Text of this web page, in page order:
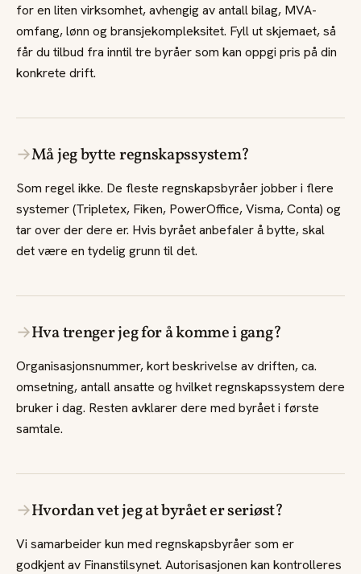
for en liten virksomhet, avhengig av antall bilag, MVA-
omfang, lønn og bransjekompleksitet. Fyll ut skjemaet, så
får du tilbud fra inntil tre byråer som kan oppgi pris på din
konkrete drift.
→Må jeg bytte regnskapssystem?
Som regel ikke. De fleste regnskapsbyråer jobber i flere
systemer (Tripletex, Fiken, PowerOffice, Visma, Conta) og
tar over der dere er. Hvis byrået anbefaler å bytte, skal
det være en tydelig grunn til det.
→Hva trenger jeg for å komme i gang?
Organisasjonsnummer, kort beskrivelse av driften, ca.
omsetning, antall ansatte og hvilket regnskapssystem dere
bruker i dag. Resten avklarer dere med byrået i første
samtale.
→Hvordan vet jeg at byrået er seriøst?
Vi samarbeider kun med regnskapsbyråer som er
godkjent av Finanstilsynet. Autorisasjonen kan kontrolleres